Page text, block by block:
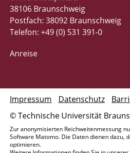
38106 Braunschweig
Postfach: 38092 Braunschweig
Telefon: +49 (0) 531 391-0
Anreise
© Technische Universität
Impressum Datenschutz
Zur anonymisierten Reichweitenmessung
Software Matomo. Die Daten dienen dazu,
optimieren.